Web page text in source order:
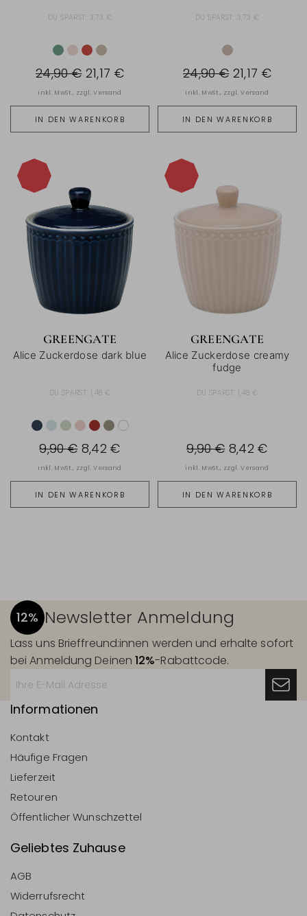
DU SPARST: 3,73 €
IN DEN WARENKORB
24,90 € 21,17 €
inkl. MwSt., zzgl.Versand
DU SPARST: 3,73 €
IN DEN WARENKORB
24,90 € 21,17 €
inkl. MwSt., zzgl.Versand
GREENGATE
Alice Zuckerdose dark blue
DU SPARST: 1,48 €
IN DEN WARENKORB
9,90 € 8,42 €
inkl. MwSt., zzgl.Versand
GREENGATE
Alice Zuckerdose creamy
fudge
DU SPARST: 1,48 €
IN DEN WARENKORB
9,90 € 8,42 €
inkl. MwSt., zzgl.Versand
12% Newsletter Anmeldung
Lass uns Brieffreund:innen werden und erhalte sofort
bei Anmeldung Deinen12%-Rabattcode.
Informationen
Kontakt
Häufige Fragen
Lieferzeit
Retouren
Öffentlicher Wunschzettel
Geliebtes Zuhause
AGB
Widerrufsrecht